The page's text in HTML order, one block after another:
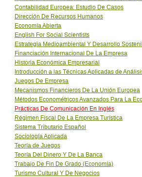
Contabilidad Europea: Estudio De Casos
Dirección De Recursos Humanos
Economía Abierta
English For Social Scientists
Estrategia Medioambiental Y Desarrollo
Financiación Internacional De La Empresa
Historia Económica Empresarial
Introducción a las Técnicas Aplicadas de
Juegos De Empresa
Mecanismos Financieros De La Unión Europea
Métodos Econométricos Avanzados Para La
Prácticas De Comunicación En Inglés
Régimen Fiscal De La Empresa Turística
Sistema Tributario Español
Sociología Aplicada
Teoría de Juegos
Teoría Del Dinero Y De La Banca
Trabajo De Fin De Grado (Economía)
Turismo Cultural Y De Negocios